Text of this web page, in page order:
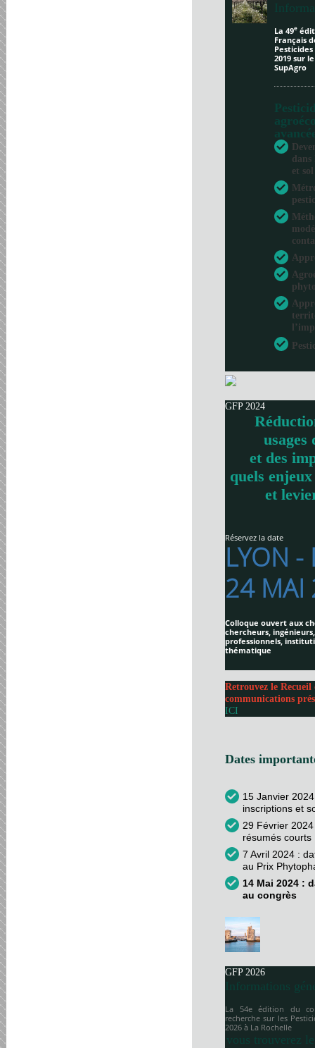
La 49e
Français
2019 sur
SupAgro
dans
et sol
GFP 2024
usages
et des
quels
et
Réservez la date
LYON
24 MAI
Colloque ouvert aux
chercheurs,
professionnels,
thématique
Retrouvez le Recueil
communications
ICI
Dates
15 Janvier
inscriptions et
29 Février
résumés courts
7 Avril 2024 :
au Prix
14 Mai 2024 :
au congrès
GFP 2026
Informations
La 54e édition du
recherche sur les
2026 à La Rochelle
vous trouverez